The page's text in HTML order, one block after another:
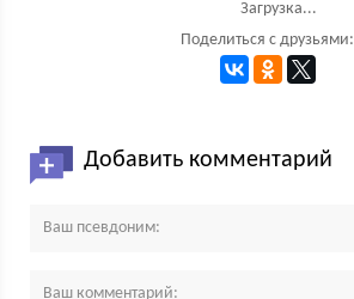
Загрузка...
Поделиться с друзьями:
Добавить комментарий